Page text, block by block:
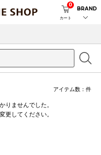
カート
0
BRAND
アイテム数： 件
りませんでした。
更してください。